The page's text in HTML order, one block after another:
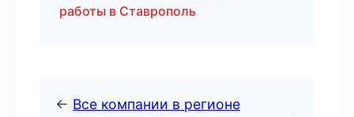
работы в Ставрополь
← Все компании в регионе